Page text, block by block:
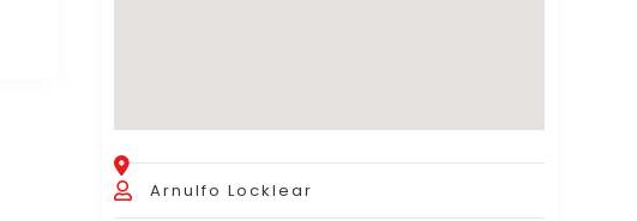
Arnulfo Locklear